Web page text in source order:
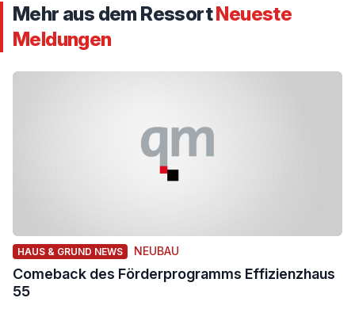
Mehr aus dem RessortNeueste
Meldungen
HAUS & GRUND NEWS NEUBAU
Comeback des Förderprogramms Effizienzhaus
55